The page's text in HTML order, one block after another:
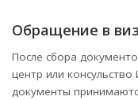
Обращение в
После сбора
центр или
документы